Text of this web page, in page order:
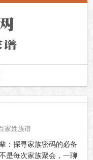
家姓族谱
：探寻家族密码的必备
是每次家族聚会，一聊